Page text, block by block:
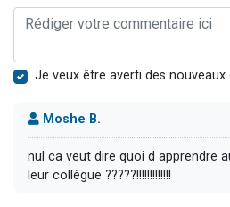
Je veux être averti des
Moshe B.
nul ca veut dire quoi d apprendre
leur collègue ?????!!!!!!!!!!!!!